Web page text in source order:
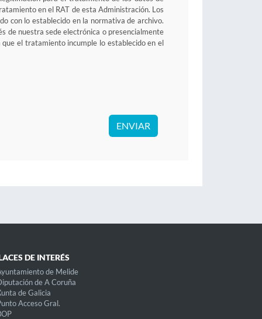
en el RAT de esta Administración. Los
con lo establecido en la normativa de archivo.
de nuestra sede electrónica o presencialmente
el tratamiento incumple lo establecido en el
ENVIAR
DE INTERÉS
de Melide
de A Coruña
de Galicia
Acceso Gral.